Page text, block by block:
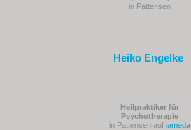
in Pattensen
Heiko Engelke
Heilpraktiker für
Psychotherapie
in Pattensen auf jameda